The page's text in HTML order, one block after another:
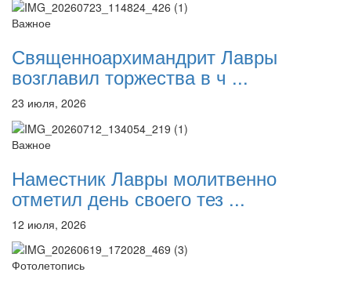
Важное
Священноархимандрит Лавры
возглавил торжества в ч ...
23 июля, 2026
Важное
Наместник Лавры молитвенно
отметил день своего тез ...
12 июля, 2026
Фотолетопись